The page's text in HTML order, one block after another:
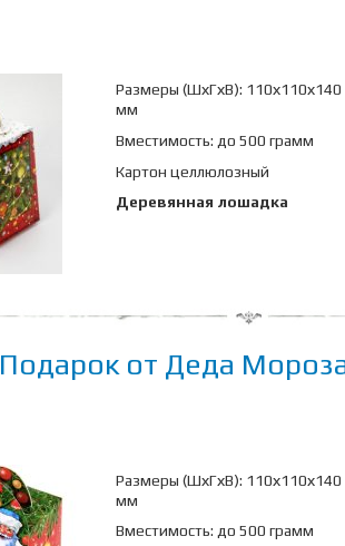
Размеры (ШхГхВ): 110х110х140
мм
Вместимость: до 500 грамм
Картон целлюлозный
Деревянная лошадка
Подарок от Деда
Размеры (ШхГхВ): 110х110х140
мм
Вместимость: до 500 грамм